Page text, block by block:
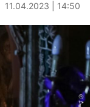
11.04.2023 | 14:50